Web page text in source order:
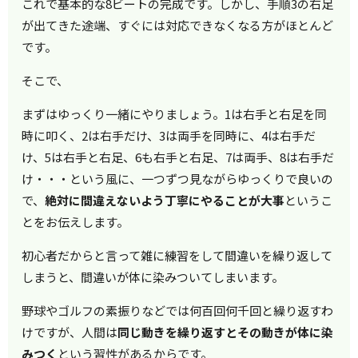
これで基本的な8ビートの完成です。しかし、手順3の右足
が出てきた途端、すぐには対応できなくなる方がほとんど
です。
そこで、
まずはゆっくり一緒にやりましょう。1は右手と右足を同
時に叩く、2は右手だけ、3は両手を同時に、4は右手だ
け、5は右手と右足、6も右手と右足、7は両手、8は右手だ
け・・・という風に、一つずつ見ながらゆっくりで良いの
で、絶対に間違えないよう丁寧にやることが大事というこ
とをお伝えします。
初心者だからと言って雑に練習をして間違いを繰り返して
しまうと、間違いが体に染みついてしまいます。
野球やゴルフの素振りなどでは何百回何千回と繰り返すわ
けですが、人間は同じ動きを繰り返すとその動きが体に染
みつく という習性があるからです。